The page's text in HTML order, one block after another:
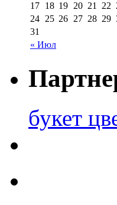
« Июл
17 18 19 20 21 22
24 25 26 27 28 29
31
букет